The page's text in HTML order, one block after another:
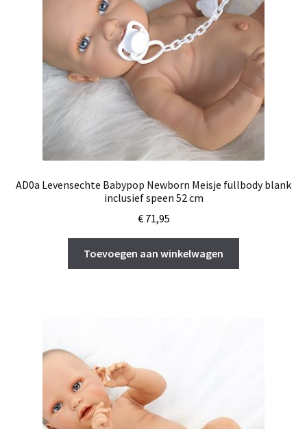
AD0a Levensechte Babypop Newborn Meisje fullbody blank
inclusief speen 52 cm
€71,95
Toevoegen aan winkelwagen